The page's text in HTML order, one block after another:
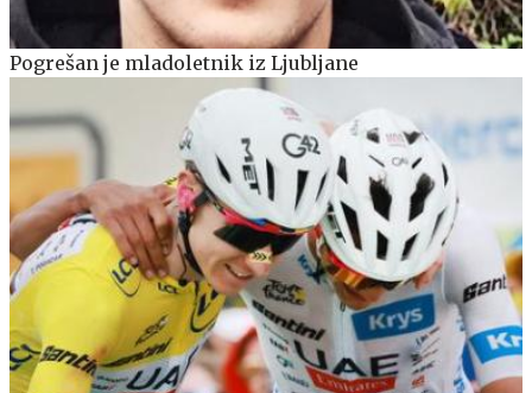
Pogrešan je mladoletnik iz Ljubljane